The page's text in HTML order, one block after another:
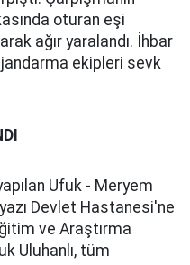
oturan eşi
ağır yaralandı. İhbar
ekipleri sevk
Ufuk - Meryem
Devlet Hastanesi'ne
ve Araştırma
Uluhanlı, tüm